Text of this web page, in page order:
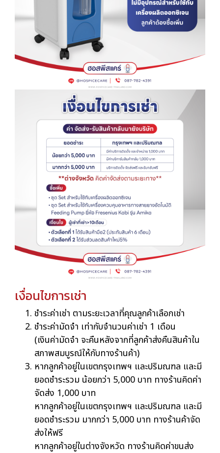
เงื่อนไขการเช่า
ชำระค่าเช่า ตามระยะเวลาที่คุณลูกค้าเลือกเช่า
ชำระค่ามัดจำ เท่ากับจำนวนค่าเช่า 1 เดือน
(เงินค่ามัดจำ จะคืนหลังจากที่ลูกค้าส่งคืนสินค้าใน
สภาพสมบูรณ์ให้กับทางร้านค้า)
หากลูกค้าอยู่ในเขตกรุงเทพฯ และปริมณฑล และมี
ยอดชำระรวม น้อยกว่า 5,000 บาท ทางร้านคิดค่า
จัดส่ง 1,000 บาท
หากลูกค้าอยู่ในเขตกรุงเทพฯ และปริมณฑล และมี
ยอดชำระรวม มากกว่า 5,000 บาท ทางร้านค้าจัด
ส่งให้ฟรี
หากลูกค้าอยู่ในต่างจังหวัด ทางร้านคิดค่าขนส่ง